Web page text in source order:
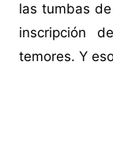
las tumbas
inscripción
temores. Y